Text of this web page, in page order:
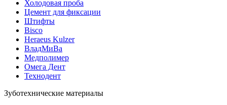
Холодовая проба
Цемент для фиксации
Штифты
Bisco
Heraeus Kulzer
ВладМиВа
Медполимер
Омега Дент
Технодент
Зуботехнические материалы